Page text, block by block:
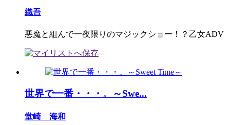
織吾
悪魔と組んで一夜限りのマジックショー！？乙女ADV
世界で一番・・・。～Swe...
堂崎 海和